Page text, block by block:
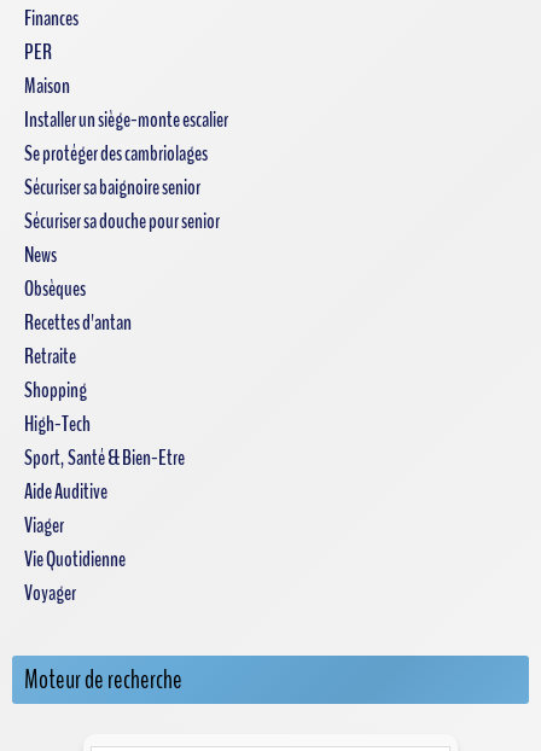
Finances
PER
Maison
Installer un siège-monte escalier
Se protéger des cambriolages
Sécuriser sa baignoire senior
Sécuriser sa douche pour senior
News
Obsèques
Recettes d'antan
Retraite
Shopping
High-Tech
Sport, Santé & Bien-Etre
Aide Auditive
Viager
Vie Quotidienne
Voyager
Moteur de recherche